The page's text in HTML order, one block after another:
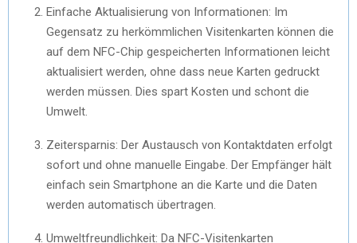
Einfache Aktualisierung von Informationen: Im
Gegensatz zu herkömmlichen Visitenkarten können die
auf dem NFC-Chip gespeicherten Informationen leicht
aktualisiert werden, ohne dass neue Karten gedruckt
werden müssen. Dies spart Kosten und schont die
Umwelt.
Zeitersparnis: Der Austausch von Kontaktdaten erfolgt
sofort und ohne manuelle Eingabe. Der Empfänger hält
einfach sein Smartphone an die Karte und die Daten
werden automatisch übertragen.
Umweltfreundlichkeit: Da NFC-Visitenkarten